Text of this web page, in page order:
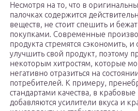
Несмотря на то, что в
палочках содержится
веществ, не стоит спешить и
покупками. Современные
продукта стремятся сэкономить,
улучшить свой продукт, поэтому
некоторым хитростям, которые
негативно отразиться на
потребителей. К примеру,
стандартами качества, в крабовые
добавляются усилители вкуса и